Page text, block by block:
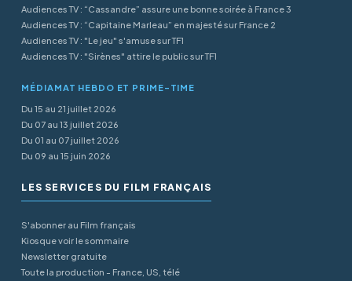
Audiences TV : “Cassandre” assure une bonne soirée à France 3
Audiences TV : “Capitaine Marleau” en majesté sur France 2
Audiences TV : "Le jeu" s'amuse sur TF1
Audiences TV : "Sirènes" attire le public sur TF1
MÉDIAMAT HEBDO ET PRIME-TIME
Du 15 au 21 juillet 2026
Du 07 au 13 juillet 2026
Du 01 au 07 juillet 2026
Du 09 au 15 juin 2026
LES SERVICES DU FILM FRANÇAIS
S'abonner au Film français
Kiosque voir le sommaire
Newsletter gratuite
Toute la production - France, US, télé